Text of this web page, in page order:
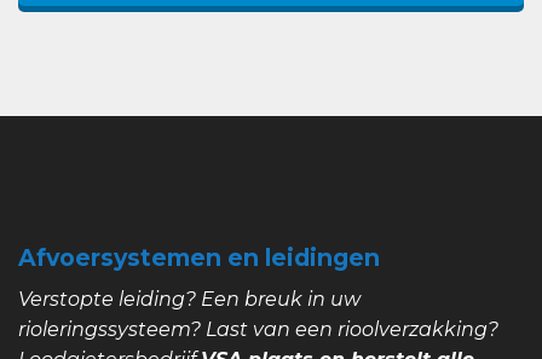
Afvoersystemen en leidingen
Verstopte leiding? Een breuk in uw
rioleringssysteem? Last van een rioolverzakking?